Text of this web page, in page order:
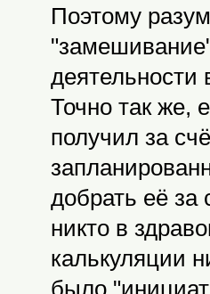
Поэтому
деятельности
Точно так же,
получил за
добрать её за
никто в
калькуляции